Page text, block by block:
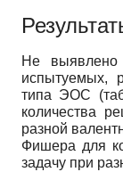
Не выявлено
испытуемых,
типа ЭОС
количества
разной
Фишера для
задачу при